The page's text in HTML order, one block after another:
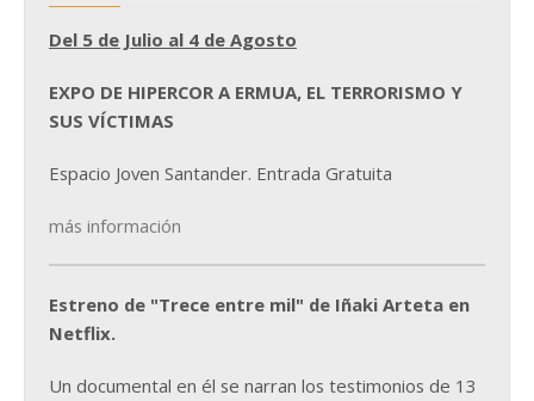
Del 5 de Julio al 4 de Agosto
EXPO DE HIPERCOR A ERMUA, EL TERRORISMO Y
SUS VÍCTIMAS
Espacio Joven Santander. Entrada Gratuita
más información
Estreno de "Trece entre mil" de Iñaki Arteta en
Netflix.
Un documental en él se narran los testimonios de 13